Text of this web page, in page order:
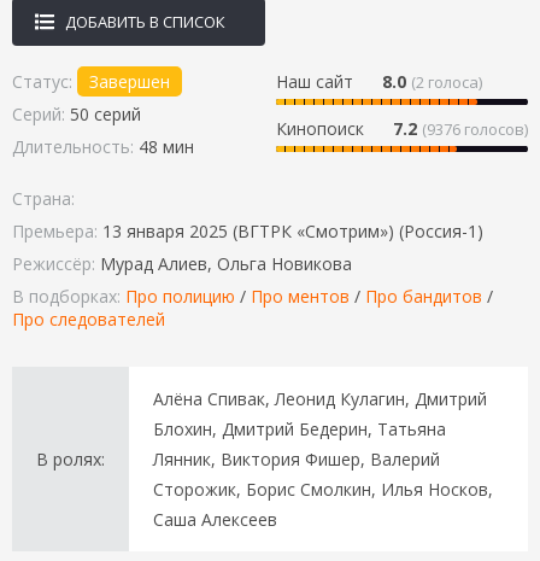
ДОБАВИТЬ В СПИСОК
Наш сайт 8.0 (2 голоса)
Кинопоиск 7.2 (9376 голосов)
Статус:
Завершен
Серий: 50 серий
Длительность: 48 мин
Страна:
Премьера: 13 января 2025 (ВГТРК «Смотрим») (Россия-1)
Режиссёр: Мурад Алиев, Ольга Новикова
В подборках: Про полицию / Про ментов / Про бандитов /
Про следователей
В ролях:
Алёна Спивак, Леонид Кулагин, Дмитрий
Блохин, Дмитрий Бедерин, Татьяна
Лянник, Виктория Фишер, Валерий
Сторожик, Борис Смолкин, Илья Носков,
Саша Алексеев